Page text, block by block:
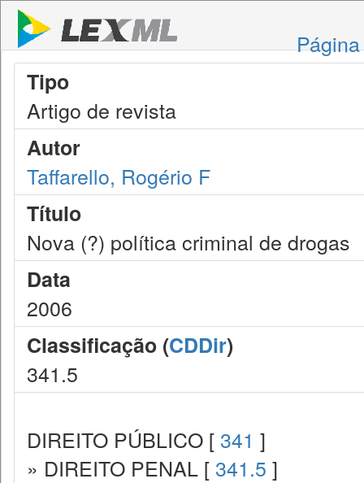
Tipo
Artigo de revista
Autor
Taffarello, Rogério F
Título
Nova (?) política criminal de drogas
Data
2006
Classificação (CDDir)
341.5
DIREITO PÚBLICO [ 341 ]
» DIREITO PENAL [ 341.5 ]